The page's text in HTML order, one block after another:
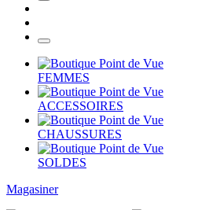
FEMMES
ACCESSOIRES
CHAUSSURES
SOLDES
Magasiner